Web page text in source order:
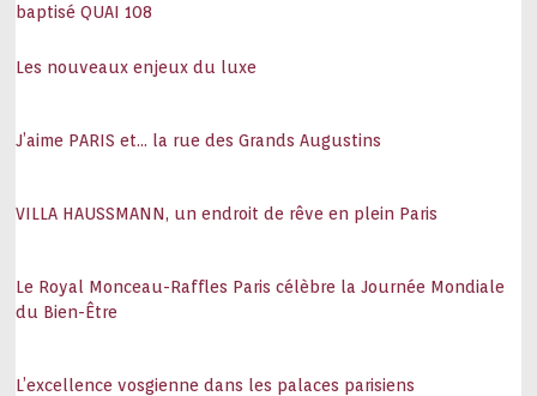
baptisé QUAI 108
Les nouveaux enjeux du luxe
J’aime PARIS et… la rue des Grands Augustins
VILLA HAUSSMANN, un endroit de rêve en plein Paris
Le Royal Monceau-Raffles Paris célèbre la Journée Mondiale
du Bien-Être
L’excellence vosgienne dans les palaces parisiens